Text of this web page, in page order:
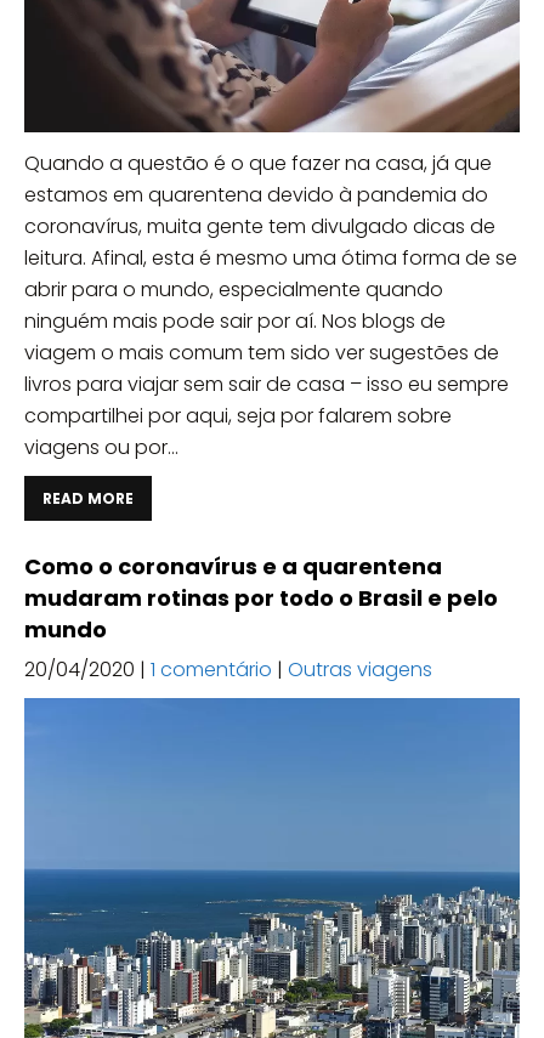
Quando a questão é o que fazer na casa, já que
estamos em quarentena devido à pandemia do
coronavírus, muita gente tem divulgado dicas de
leitura. Afinal, esta é mesmo uma ótima forma de se
abrir para o mundo, especialmente quando
ninguém mais pode sair por aí. Nos blogs de
viagem o mais comum tem sido ver sugestões de
livros para viajar sem sair de casa – isso eu sempre
compartilhei por aqui, seja por falarem sobre
viagens ou por...
READ MORE
Como o coronavírus e a quarentena
mudaram rotinas por todo o Brasil e pelo
mundo
20/04/2020 | 1 comentário | Outras viagens